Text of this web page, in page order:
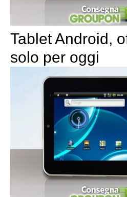
Tablet Android,
solo per oggi